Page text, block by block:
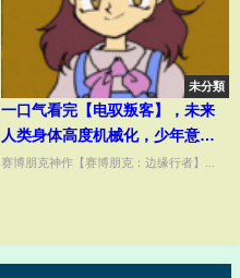
未分類
一口气看完【电驭叛客】，未来
人类身体高度机械化，少年意外
获得时停义体，从此化身黑道传
赛博朋克神作【赛博朋克：边缘行者】...